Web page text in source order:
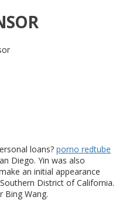
loans? porno redtube
Diego. Yin was also
an initial appearance
District of California.
Bing Wang.